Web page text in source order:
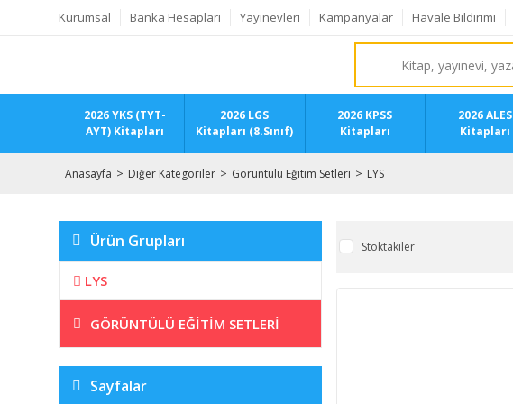
Kurumsal Banka Hesapları Yayınevleri Kampanyalar Havale Bildirimi
2026 YKS (TYT-
AYT) Kitapları
2026 LGS
Kitapları (8.Sınıf)
2026 KPSS
Kitapları
2026 ALES
Kitapları
Anasayfa Diğer Kategoriler Görüntülü Eğitim Setleri LYS
Ürün Grupları
LYS
GÖRÜNTÜLÜ EĞITIM SETLERI
Sayfalar
Stoktakiler